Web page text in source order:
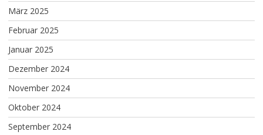
März 2025
Februar 2025
Januar 2025
Dezember 2024
November 2024
Oktober 2024
September 2024